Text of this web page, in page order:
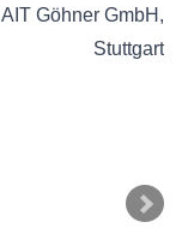
AIT Göhner GmbH
Stuttgart